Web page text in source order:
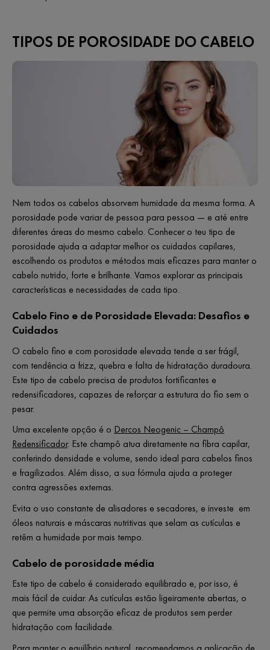
TIPOS DE POROSIDADE DO CABELO
Nem todos os cabelos absorvem humidade da mesma forma. A
porosidade pode variar de pessoa para pessoa — e até entre
diferentes áreas do mesmo cabelo. Conhecer o teu tipo de
porosidade ajuda a adaptar melhor os cuidados capilares,
escolhendo os produtos e métodos mais eficazes para manter o
cabelo nutrido, forte e brilhante. Vamos explorar as principais
características e necessidades de cada tipo.
Cabelo Fino e de Porosidade Elevada: Desafios e
Cuidados
O cabelo fino e com porosidade elevada tende a ser frágil,
com tendência a frizz, quebra e falta de hidratação duradoura.
Este tipo de cabelo precisa de produtos fortificantes e
redensificadores, capazes de reforçar a estrutura do fio sem o
pesar.
Uma excelente opção é o Dercos Neogenic – Champô
Redensificador. Este champô atua diretamente na fibra capilar,
conferindo densidade e volume, sendo ideal para cabelos finos
e fragilizados. Além disso, a sua fórmula ajuda a proteger
contra agressões externas.
Evita o uso constante de alisadores e secadores, e investe em
óleos naturais e máscaras nutritivas que selam as cutículas e
retêm a humidade por mais tempo.
Cabelo de porosidade média
Este tipo de cabelo é considerado equilibrado e, por isso, é
mais fácil de cuidar. As cutículas estão ligeiramente abertas, o
que permite uma absorção eficaz de produtos sem perder
hidratação com facilidade.